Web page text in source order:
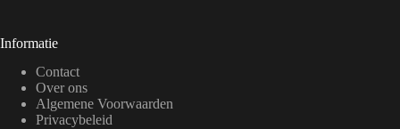
Informatie
Contact
Over ons
Algemene Voorwaarden
Privacybeleid